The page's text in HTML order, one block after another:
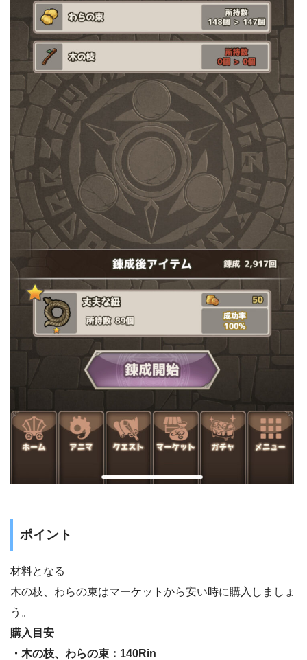
ポイント
材料となる
木の枝、わらの束はマーケットから安い時に購入しましょ
う。
購入目安
・木の枝、わらの束：140Rin